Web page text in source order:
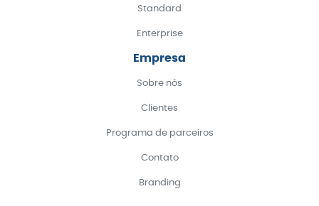
Standard
Enterprise
Empresa
Sobre nós
Clientes
Programa de parceiros
Contato
Branding